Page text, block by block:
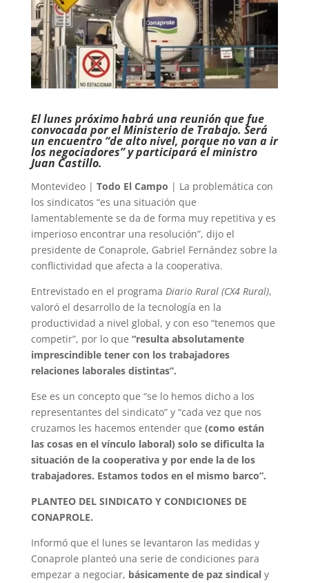
El lunes próximo habrá una reunión que fue
convocada por el Ministerio de Trabajo. Será
un encuentro “de alto nivel, porque no van a ir
los negociadores” y participará el ministro
Juan Castillo.
Montevideo | Todo El Campo | La problemática con
los sindicatos “es una situación que
lamentablemente se da de forma muy repetitiva y es
imperioso encontrar una resolución”, dijo el
presidente de Conaprole, Gabriel Fernández sobre la
conflictividad que afecta a la cooperativa.
Entrevistado en el programa Diario Rural (CX4 Rural),
valoró el desarrollo de la tecnología en la
productividad a nivel global, y con eso “tenemos que
competir”, por lo que “resulta absolutamente
imprescindible tener con los trabajadores
relaciones laborales distintas”.
Ese es un concepto que “se lo hemos dicho a los
representantes del sindicato” y “cada vez que nos
cruzamos les hacemos entender que (como están
las cosas en el vínculo laboral) solo se dificulta la
situación de la cooperativa y por ende la de los
trabajadores. Estamos todos en el mismo barco”.
PLANTEO DEL SINDICATO Y CONDICIONES DE
CONAPROLE.
Informó que el lunes se levantaron las medidas y
Conaprole planteó una serie de condiciones para
empezar a negociar, básicamente de paz sindicaly